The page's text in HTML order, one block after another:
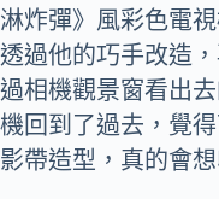
淋炸彈》風彩色電
透過他的巧手改造
過相機觀景窗看出
機回到了過去，覺
影帶造型，真的會想